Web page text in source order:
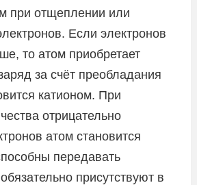
при отщеплении или
Если электронов
то атом приобретает
за счёт преобладания
катионом. При
отрицательно
атом становится
передавать
присутствуют в